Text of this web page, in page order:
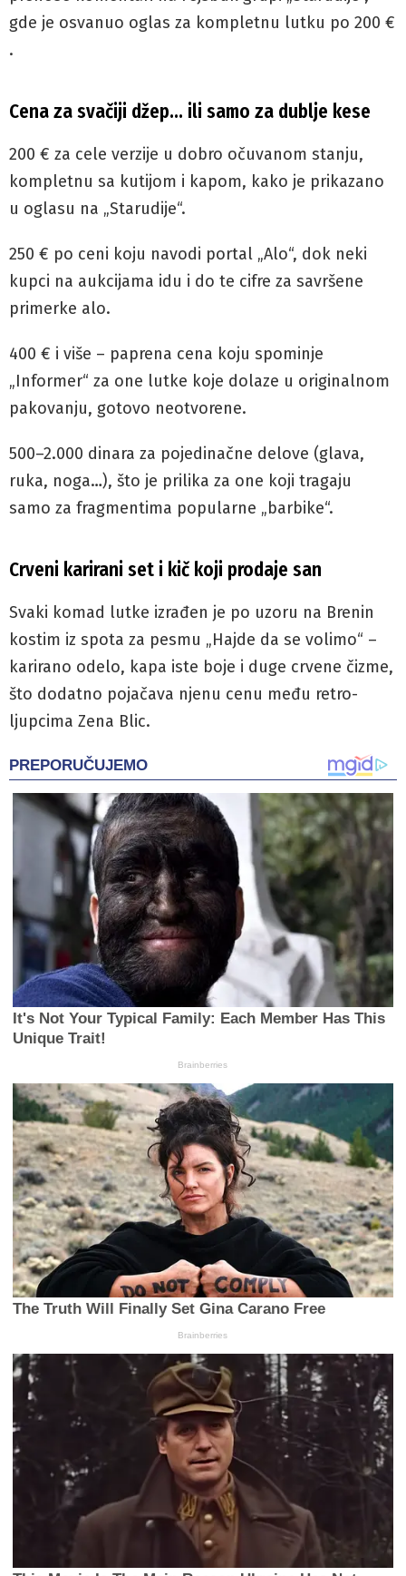
gde je osvanuo oglas za kompletnu lutku po 200 €
.
Cena za svačiji džep… ili samo za dublje kese
200 € za cele verzije u dobro očuvanom stanju,
kompletnu sa kutijom i kapom, kako je prikazano
u oglasu na „Starudije“.
250 € po ceni koju navodi portal „Alo“, dok neki
kupci na aukcijama idu i do te cifre za savršene
primerke alo.
400 € i više – paprena cena koju spominje
„Informer“ za one lutke koje dolaze u originalnom
pakovanju, gotovo neotvorene.
500–2.000 dinara za pojedinačne delove (glava,
ruka, noga…), što je prilika za one koji tragaju
samo za fragmentima popularne „barbike“.
Crveni karirani set i kič koji prodaje san
Svaki komad lutke izrađen je po uzoru na Brenin
kostim iz spota za pesmu „Hajde da se volimo“ –
karirano odelo, kapa iste boje i duge crvene čizme,
što dodatno pojačava njenu cenu među retro-
ljupcima Zena Blic.